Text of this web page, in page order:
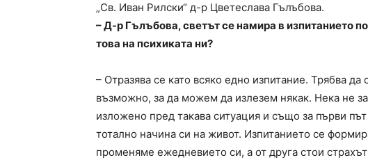
„Св. Иван Рилски“ д-р Цветеслава Гълъбова.
– Д-р Гълъбова, светът се намира в изпитанието
това на психиката ни?
– Отразява се като всяко едно изпитание. Трябва
възможно, за да можем да излезем някак. Нека не
изложено пред такава ситуация и също за първи
тотално начина си на живот. Изпитанието се
променяме ежедневието си, а от друга стои